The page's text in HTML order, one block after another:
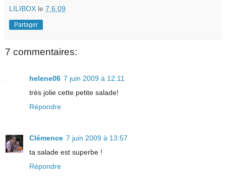
LILIBOX le 7.6.09
Partager
7 commentaires:
helene06 7 juin 2009 à 12:11
très jolie cette petite salade!
Répondre
Clémence 7 juin 2009 à 13:57
ta salade est superbe !
Répondre